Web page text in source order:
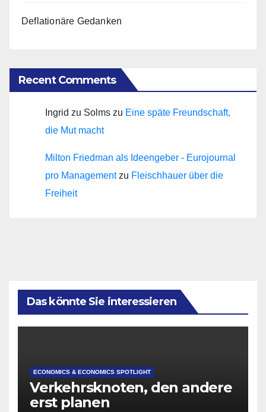
Deflationäre Gedanken
Recent Comments
Ingrid zu Solms zu Eine späte Freundschaft,
die Mut macht
Milton Friedman als Ideengeber - Eurojournal
pro Managementzu Fleischhauer über die
Freiheit
Das könnte Sie interessieren
ECONOMICS & ECONOMICS SPOTLIGHT
Verkehrsknoten, den andere
erst planen